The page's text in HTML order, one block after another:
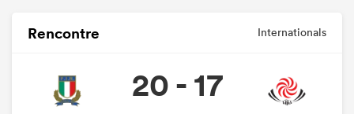
Rencontre Internationals
20 - 17